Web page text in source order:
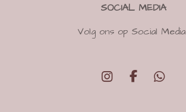
SOCIAL MEDIA
Volg ons op Social Media
I
F
W